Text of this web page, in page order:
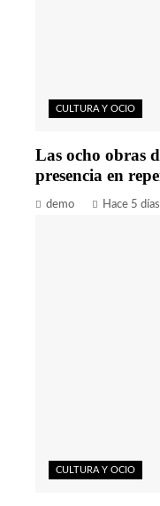
CULTURA Y OCIO
Las ocho obras
presencia en
demo Hace 5 días
CULTURA Y OCIO